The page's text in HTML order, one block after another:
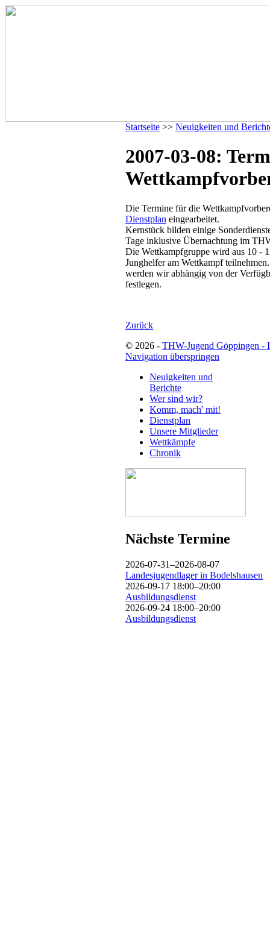
Startseite >> Neuigkeiten und
2007-03-08:
Die Termine für die
Dienstplan eingearbeitet.
Kernstück bilden einige
Tage inklusive Übernachtung im
Die Wettkampfgruppe wird aus 10 -
Junghelfer am Wettkampf
werden wir abhängig von der
festlegen.
Zurück
© 2026 - THW-Jugend Göppingen -
Navigation überspringen
Neuigkeiten und
Berichte
Wer sind wir?
Komm, mach' mit!
Dienstplan
Unsere Mitglieder
Wettkämpfe
Chronik
Nächste Termine
2026-07-31–2026-08-07
Landesjugendlager in Bodelshausen
2026-09-17 18:00–20:00
Ausbildungsdienst
2026-09-24 18:00–20:00
Ausbildungsdienst